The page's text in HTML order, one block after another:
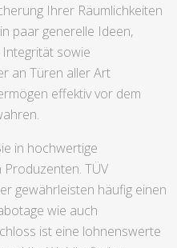
Ihrer Räumlichkeiten
paar generelle Ideen,
sowie
an Türen aller Art
effektiv vor dem
in hochwertige
TÜV
gewährleisten häufig einen
wie auch
ist eine lohnenswerte